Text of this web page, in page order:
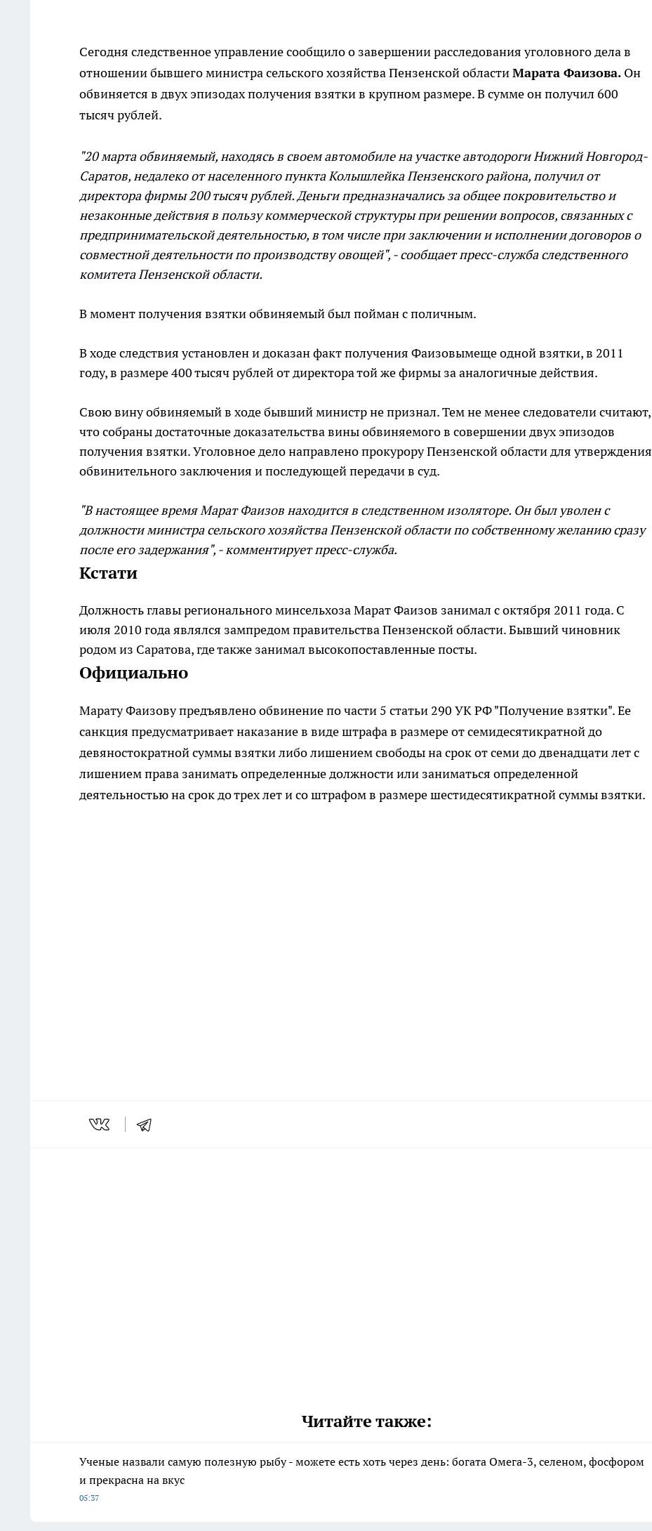
Сегодня следственное управление сообщило о завершении расследования уголовного дела в
отношении бывшего министра сельского хозяйства Пензенской областиМарата Фаизова. Он
обвиняется в двух эпизодах получения взятки в крупном размере. В сумме он получил 600
тысяч рублей.
"20 марта обвиняемый, находясь в своем автомобиле на участке автодороги Нижний Новгород-
Саратов, недалеко от населенного пункта Колышлейка Пензенского района, получил от
директора фирмы 200 тысяч рублей. Деньги предназначались за общее покровительство и
незаконные действия в пользу коммерческой структуры при решении вопросов, связанных с
предпринимательской деятельностью, в том числе при заключении и исполнении договоров о
совместной деятельности по производству овощей", - сообщает пресс-служба следственного
комитета Пензенской области.
В момент получения взятки обвиняемый был пойман с поличным.
В ходе следствия установлен и доказан факт получения Фаизовымеще одной взятки, в 2011
году, в размере 400 тысяч рублей от директора той же фирмы за аналогичные действия.
Свою вину обвиняемый в ходе бывший министр не признал. Тем не менее следователи считают,
что собраны достаточные доказательства вины обвиняемого в совершении двух эпизодов
получения взятки. Уголовное дело направлено прокурору Пензенской области для утверждения
обвинительного заключения и последующей передачи в суд.
"В настоящее время Марат Фаизов находится в следственном изоляторе. Он был уволен с
должности министра сельского хозяйства Пензенской области по собственному желанию сразу
после его задержания", - комментирует пресс-служба.
Кстати
Должность главы регионального минсельхоза Марат Фаизов занимал с октября 2011 года. С
июля 2010 года являлся зампредом правительства Пензенской области. Бывший чиновник
родом из Саратова, где также занимал высокопоставленные посты.
Официально
Марату Фаизову предъявлено обвинение по части 5 статьи 290 УК РФ "Получение взятки". Ее
санкция предусматривает наказание в виде штрафа в размере от семидесятикратной до
девяностократной суммы взятки либо лишением свободы на срок от семи до двенадцати лет с
лишением права занимать определенные должности или заниматься определенной
деятельностью на срок до трех лет и со штрафом в размере шестидесятикратной суммы взятки.
Читайте также:
Ученые назвали самую полезную рыбу - можете есть хоть через день: богата Омега-3, селеном, фосфором
и прекрасна на вкус
05:37